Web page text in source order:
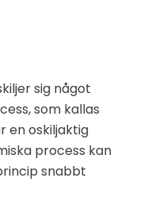
sig något
som kallas
en oskiljaktig
process kan
snabbt